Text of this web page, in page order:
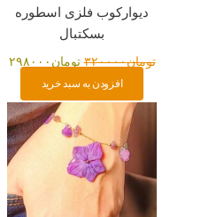
دیوارکوب فلزی اسطوره
بسکتبال
تومان۳۲۰۰۰۰ تومان ۲۹۸۰۰۰
افزودن به سبد خرید